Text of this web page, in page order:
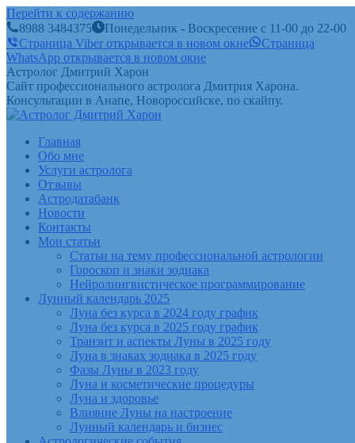
Перейти к содержанию
8988 3484375
Понедельник - Воскресение с 11-00 до 22-00
Страница Viber открывается в новом окне
Страница
WhatsApp открывается в новом окне
Астролог Дмитрий Харон
Сайт профессионального астролога Дмитрия Харона.
Консультации в Анапе, Новороссийске, по скайпу.
Главная
Обо мне
Услуги астролога
Отзывы
Астродатабанк
Новости
Контакты
Мои статьи
Статьи на тему профессиональной астрологии
Гороскоп и знаки зодиака
Нейролингвистическое программирование
Лунный календарь 2025
Луна без курса в 2024 году график
Луна без курса в 2025 году график
Транзит и аспекты Луны в 2025 году
Луна в знаках зодиака в 2025 году
Фазы Луны в 2023 году
Луна и косметические процедуры
Луна и здоровье
Влияние Луны на настроение
Лунный календарь и бизнес